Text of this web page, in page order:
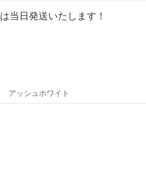
当日発送いたします！
アッシュホワイト